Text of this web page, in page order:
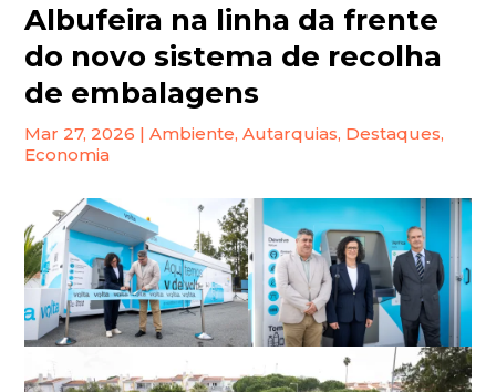
Albufeira na linha da frente
do novo sistema de recolha
de embalagens
Mar 27, 2026 |Ambiente,Autarquias, Destaques,
Economia